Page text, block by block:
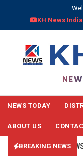
KH News India
NEWS TODAY
ABOUT US
BREAKING NEWS
🔴 BREAKING